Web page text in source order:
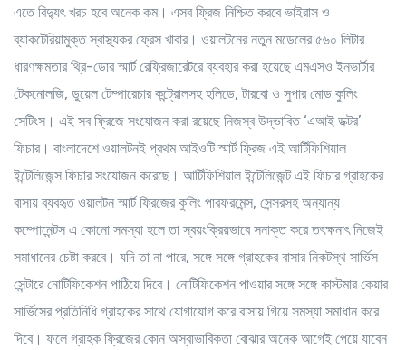
এতে বিদ্যুৎ খরচ হবে অনেক কম। এসব ফ্রিজ নিশ্চিত করবে ভাইরাস ও
ব্যাকটেরিয়ামুক্ত স্বাস্থ্যকর ফ্রেস খাবার। ওয়ালটনের নতুন মডেলের ৫৬০ লিটার
ধারণক্ষমতার থ্রি-ডোর স্মার্ট রেফ্রিজারেটরে ব্যবহার করা হয়েছে এমএসও ইনভার্টার
টেকনোলজি, ডুয়েল টেম্পারেচার কন্ট্রোলসহ হলিডে, টারবো ও সুপার মোড কুলিং
সেটিংস। এই সব ফ্রিজে সংযোজন করা রয়েছে নিজস্ব উদ্ভাবিত ‘এআই ডক্টর’
ফিচার। বাংলাদেশে ওয়ালটনই প্রথম আইওটি স্মার্ট ফ্রিজ এই আর্টিফিশিয়াল
ইন্টেলিজেন্স ফিচার সংযোজন করেছে। আর্টিফিশিয়াল ইন্টেলিজেন্ট এই ফিচার গ্রাহকের
বাসায় ব্যবহৃত ওয়ালটন স্মার্ট ফ্রিজের কুলিং পারফরমেন্স, সেন্সরসহ অন্যান্য
কম্পোনেন্টস এ কোনো সমস্যা হলে তা স্বয়ংক্রিয়ভাবে সনাক্ত করে তৎক্ষনাৎ নিজেই
সমাধানের চেষ্টা করবে। যদি তা না পারে, সঙ্গে সঙ্গে গ্রাহকের বাসার নিকটস্থ সার্ভিস
সেন্টারে নোটিফিকেশন পাঠিয়ে দিবে। নোটিফিকেশন পাওয়ার সঙ্গে সঙ্গে কাস্টমার কেয়ার
সার্ভিসের প্রতিনিধি গ্রাহকের সাথে যোগাযোগ করে বাসায় গিয়ে সমস্যা সমাধান করে
দিবে। ফলে গ্রাহক ফ্রিজের কোন অস্বাভাবিকতা বোঝার অনেক আগেই পেয়ে যাবেন